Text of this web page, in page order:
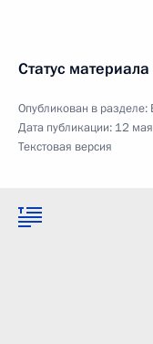
Статус материала
Опубликован в разделе:
Дата публикации: 12
Текстовая версия